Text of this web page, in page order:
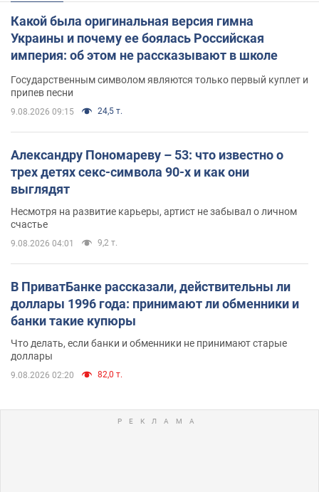
Какой была оригинальная версия гимна
Украины и почему ее боялась Российская
империя: об этом не рассказывают в школе
Государственным символом являются только первый куплет и
припев песни
9.08.2026 09:15 24,5 т.
Александру Пономареву – 53: что известно о
трех детях секс-символа 90-х и как они
выглядят
Несмотря на развитие карьеры, артист не забывал о личном
счастье
9.08.2026 04:01 9,2 т.
В ПриватБанке рассказали, действительны ли
доллары 1996 года: принимают ли обменники и
банки такие купюры
Что делать, если банки и обменники не принимают старые
доллары
9.08.2026 02:20 82,0 т.